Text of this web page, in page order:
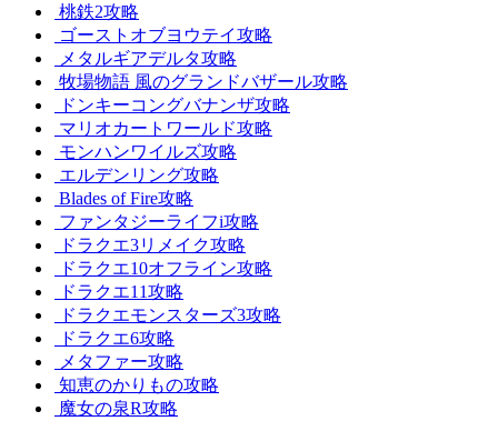
桃鉄2攻略
ゴーストオブヨウテイ攻略
メタルギアデルタ攻略
牧場物語 風のグランドバザール攻略
ドンキーコングバナンザ攻略
マリオカートワールド攻略
モンハンワイルズ攻略
エルデンリング攻略
Blades of Fire攻略
ファンタジーライフi攻略
ドラクエ3リメイク攻略
ドラクエ10オフライン攻略
ドラクエ11攻略
ドラクエモンスターズ3攻略
ドラクエ6攻略
メタファー攻略
知恵のかりもの攻略
魔女の泉R攻略